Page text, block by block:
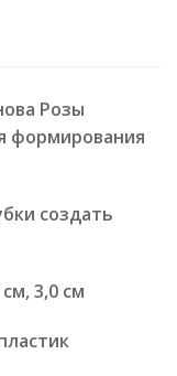
Розы
формирования
создать
3,0 см